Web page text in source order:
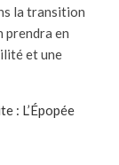
la transition
prendra en
et une
: L’Épopée